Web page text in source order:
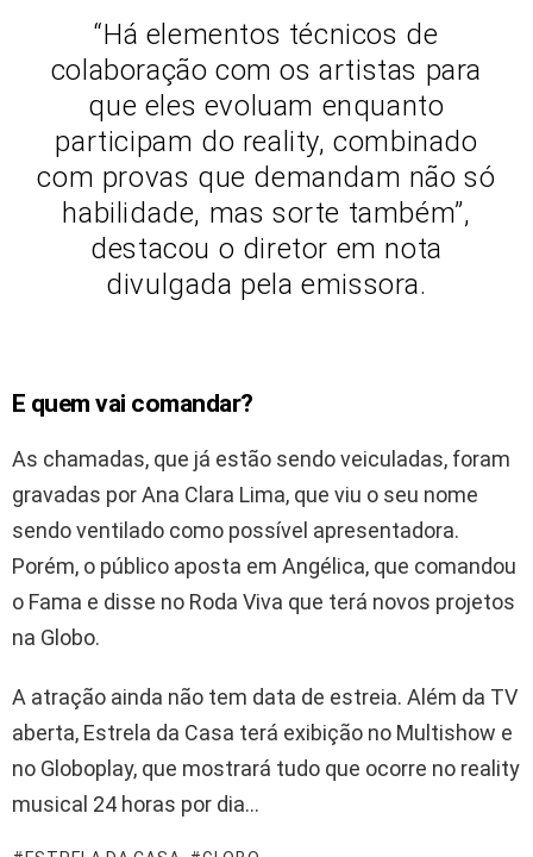
“Há elementos técnicos de
colaboração com os artistas para
que eles evoluam enquanto
participam do reality, combinado
com provas que demandam não só
habilidade, mas sorte também”,
destacou o diretor em nota
divulgada pela emissora.
E quem vai comandar?
As chamadas, que já estão sendo veiculadas, foram
gravadas por Ana Clara Lima, que viu o seu nome
sendo ventilado como possível apresentadora.
Porém, o público aposta em Angélica, que comandou
o Fama e disse no Roda Viva que terá novos projetos
na Globo.
A atração ainda não tem data de estreia. Além da TV
aberta, Estrela da Casa terá exibição no Multishow e
no Globoplay, que mostrará tudo que ocorre no reality
musical 24 horas por dia…